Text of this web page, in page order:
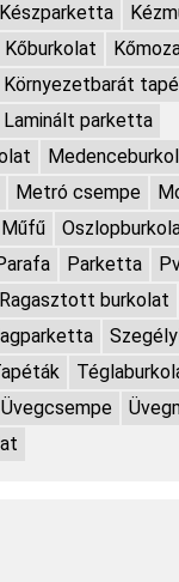
Készparketta
Kőburkolat
Környezetbarát
Laminált parketta
Metró csempe
Műfű
Parketta
Ragasztott burkolat
Üvegcsempe